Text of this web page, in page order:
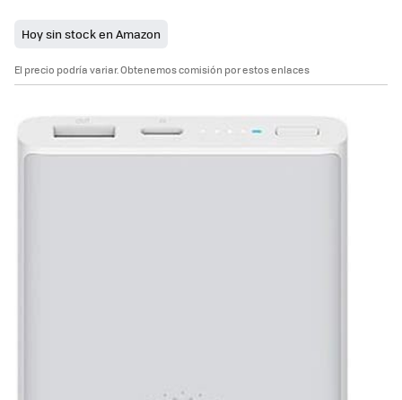
Hoy sin stock en Amazon
El precio podría variar. Obtenemos comisión por estos enlaces